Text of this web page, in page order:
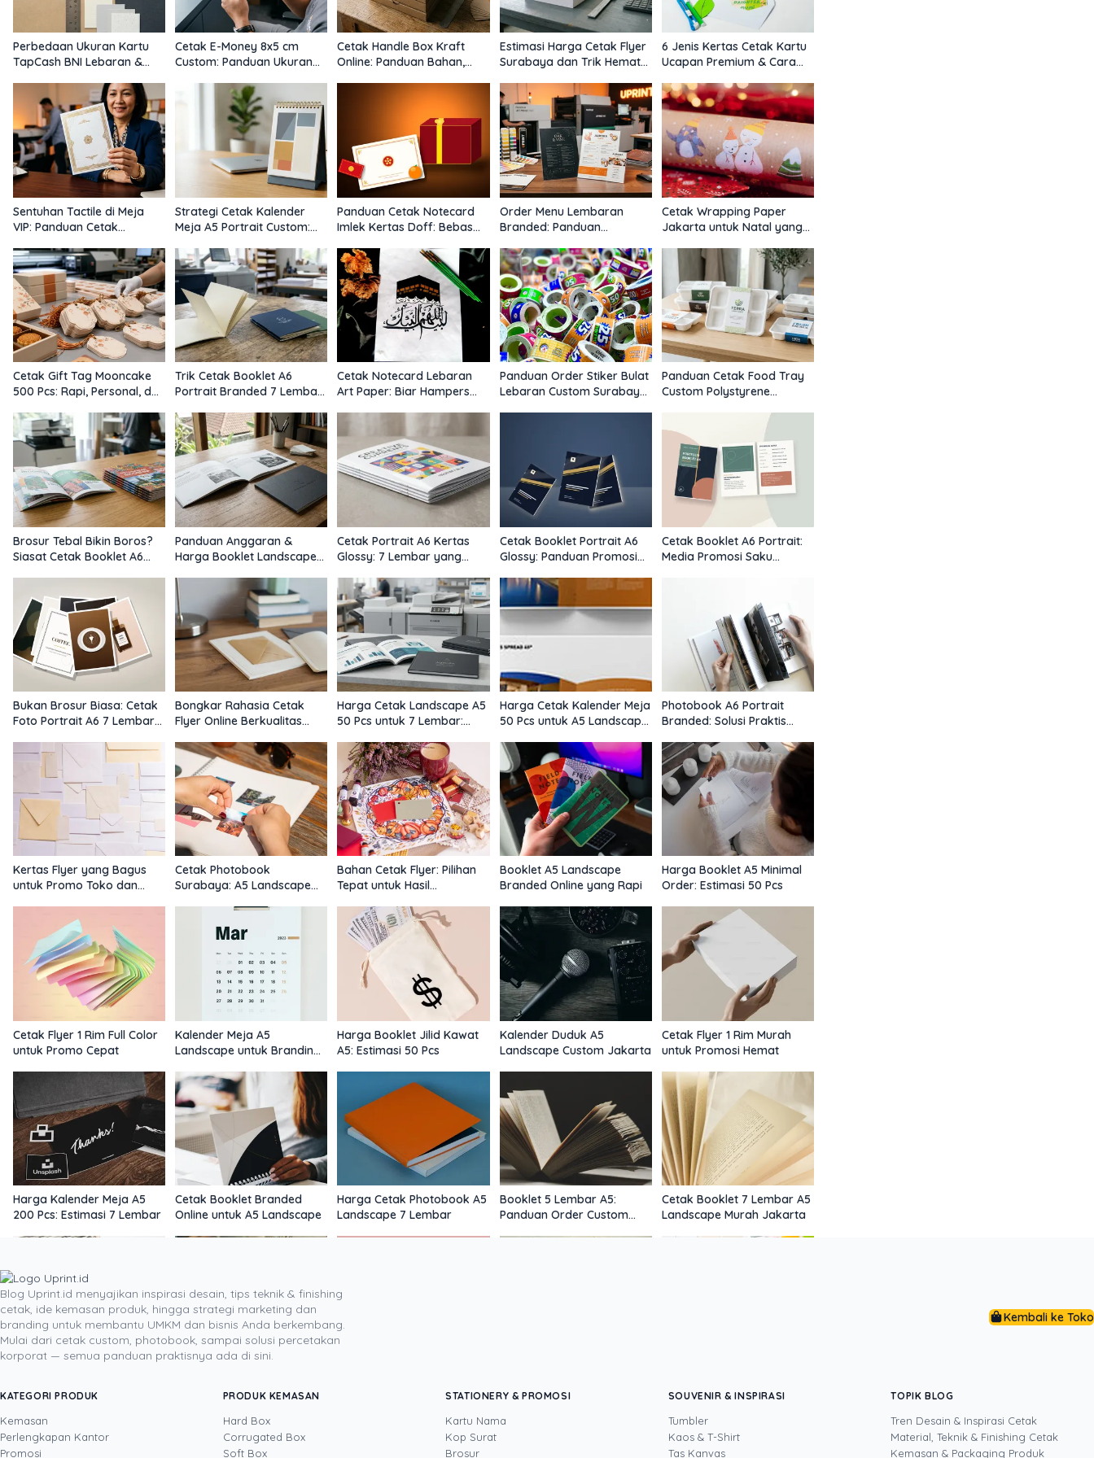
Perbedaan Ukuran Kartu
TapCash BNI Lebaran &
Cetak E-Money 8x5 cm
Custom: Panduan Ukuran
Finishing Korporat
Cetak Handle Box Kraft
Online: Panduan Bahan,
Estimasi Harga Cetak Flyer
Surabaya dan Trik Hemat
6 Jenis Kertas Cetak Kartu
Ucapan Premium & Cara
Sentuhan Tactile di Meja
VIP: Panduan Cetak
Eksklusif
Strategi Cetak Kalender
Meja A5 Portrait Custom:
Efektif dan Hemat Tempat
Panduan Cetak Notecard
Imlek Kertas Doff: Bebas
Mewah
Order Menu Lembaran
Branded: Panduan
Visual Engineering Anti-
Limbah
Cetak Wrapping Paper
Jakarta untuk Natal yang
Bukan Kado Pasaran
Cetak Gift Tag Mooncake
500 Pcs: Rapi, Personal, dan
Trik Cetak Booklet A6
Portrait Branded 7 Lembar:
Saku Bebas Blunder
Cetak Notecard Lebaran
Art Paper: Biar Hampers
Panduan Order Stiker Bulat
Lebaran Custom Surabaya
Panduan Cetak Food Tray
Custom Polystyrene
Higiene, & Branding Kuliner
Brosur Tebal Bikin Boros?
Siasat Cetak Booklet A6
Panduan Anggaran &
Harga Booklet Landscape
untuk Visual Bisnis Premium
Cetak Portrait A6 Kertas
Glossy: 7 Lembar yang
Cetak Booklet Portrait A6
Glossy: Panduan Promosi
Cetak Booklet A6 Portrait:
Media Promosi Saku
Bukan Brosur Biasa: Cetak
Foto Portrait A6 7 Lembar
Bongkar Rahasia Cetak
Flyer Online Berkualitas
Closing
Harga Cetak Landscape A5
50 Pcs untuk 7 Lembar:
Premium
Harga Cetak Kalender Meja
50 Pcs untuk A5 Landscape
Masuk Akal untuk Branding
Setahun
Photobook A6 Portrait
Branded: Solusi Praktis
Kertas Flyer yang Bagus
untuk Promo Toko dan
Cetak Photobook
Surabaya: A5 Landscape
Bahan Cetak Flyer: Pilihan
Tepat untuk Hasil
Booklet A5 Landscape
Branded Online yang Rapi
Harga Booklet A5 Minimal
Order: Estimasi 50 Pcs
Cetak Flyer 1 Rim Full Color
untuk Promo Cepat
Kalender Meja A5
Landscape untuk Branding
Harga Booklet Jilid Kawat
A5: Estimasi 50 Pcs
Kalender Duduk A5
Landscape Custom Jakarta
Cetak Flyer 1 Rim Murah
untuk Promosi Hemat
Harga Kalender Meja A5
200 Pcs: Estimasi 7 Lembar
Cetak Booklet Branded
Online untuk A5 Landscape
Harga Cetak Photobook A5
Landscape 7 Lembar
Booklet 5 Lembar A5:
Panduan Order Custom
Cetak Booklet 7 Lembar A5
Landscape Murah Jakarta
Booklet A5 5-7 Lembar:
Cetak Booklet Landscape
Ini
Mati
Blog Uprint.id menyajikan inspirasi desain, tips teknik & finishing
cetak, ide kemasan produk, hingga strategi marketing dan
branding untuk membantu UMKM dan bisnis Anda berkembang.
Mulai dari cetak custom, photobook, sampai solusi percetakan
korporat — semua panduan praktisnya ada di sini.
Kembali ke Toko
KATEGORI PRODUK
Kemasan
Perlengkapan Kantor
Promosi
PRODUK KEMASAN
Hard Box
Corrugated Box
Soft Box
STATIONERY & PROMOSI
Kartu Nama
Kop Surat
Brosur
SOUVENIR & INSPIRASI
Tumbler
Kaos & T-Shirt
Tas Kanvas
TOPIK BLOG
Tren Desain & Inspirasi Cetak
Material, Teknik & Finishing Cetak
Kemasan & Packaging Produk